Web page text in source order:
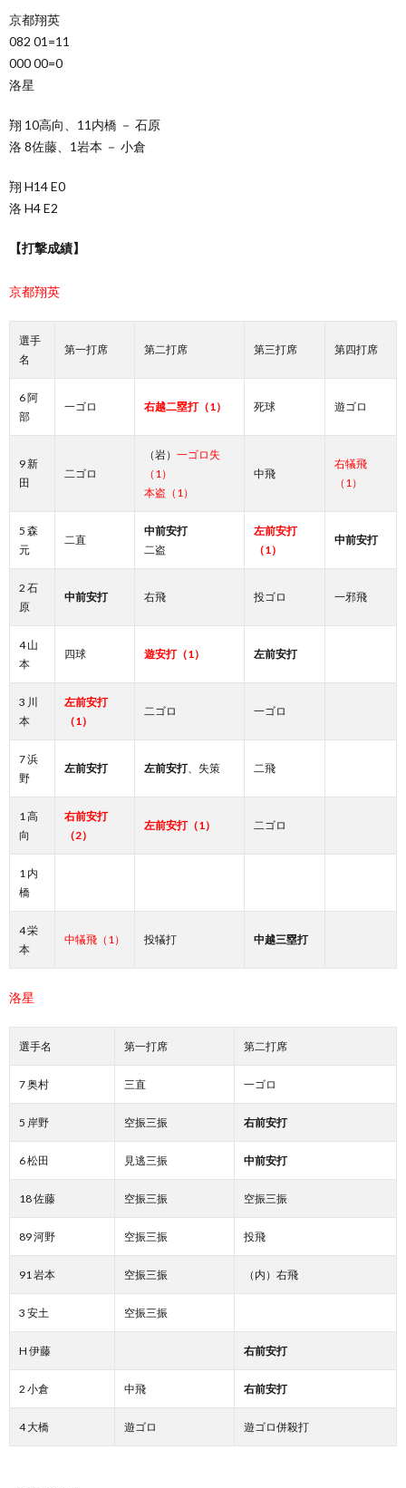
京都翔英
082 01=11
000 00=0
洛星
翔 10高向、11内橋 － 石原
洛 8佐藤、1岩本 － 小倉
翔 H14 E0
洛 H4 E2
【打撃成績】
京都翔英
選手
名
第一打席 第二打席 第三打席 第四打席
6 阿
部
一ゴロ 右越二塁打（1） 死球 遊ゴロ
9 新
田
二ゴロ
（岩） 一ゴロ失
（1）
本盗（1）
中飛
右犠飛
（1）
5 森
元
二直
中前安打
二盗
左前安打
（1）
中前安打
2 石
原
中前安打 右飛 投ゴロ 一邪飛
4 山
本
四球 遊安打（1） 左前安打
3 川
本
左前安打
（1）
二ゴロ 一ゴロ
7 浜
野
左前安打 左前安打、失策 二飛
1 高
向
右前安打
（2）
左前安打（1） 二ゴロ
1 内
橋
4 栄
本
中犠飛（1） 投犠打 中越三塁打
洛星
選手名 第一打席 第二打席
7 奥村 三直 一ゴロ
5 岸野 空振三振 右前安打
6 松田 見逃三振 中前安打
18 佐藤 空振三振 空振三振
89 河野 空振三振 投飛
91 岩本 空振三振 （内）右飛
3 安土 空振三振
H 伊藤 右前安打
2 小倉 中飛 右前安打
4 大橋 遊ゴロ 遊ゴロ併殺打